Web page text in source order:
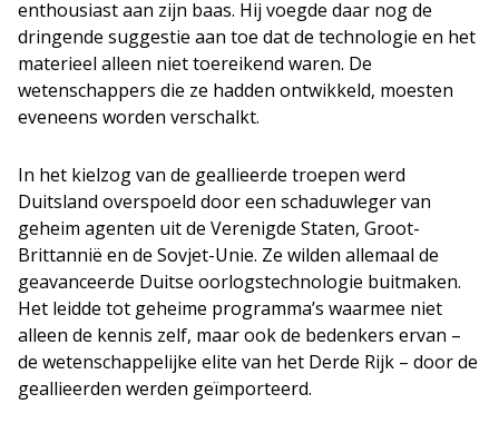
enthousiast aan zijn baas. Hij voegde daar nog de
dringende suggestie aan toe dat de technologie en het
materieel alleen niet toereikend waren. De
wetenschappers die ze hadden ontwikkeld, moesten
eveneens worden verschalkt.
In het kielzog van de geallieerde troepen werd
Duitsland overspoeld door een schaduwleger van
geheim agenten uit de Verenigde Staten, Groot-
Brittannië en de Sovjet-Unie. Ze wilden allemaal de
geavanceerde Duitse oorlogstechnologie buitmaken.
Het leidde tot geheime programma’s waarmee niet
alleen de kennis zelf, maar ook de bedenkers ervan –
de wetenschappelijke elite van het Derde Rijk – door de
geallieerden werden geïmporteerd.